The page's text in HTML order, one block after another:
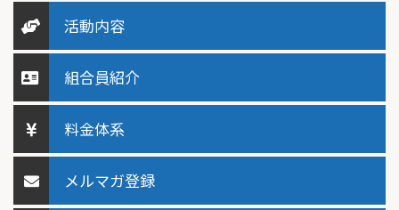
活動内容
組合員紹介
料金体系
メルマガ登録